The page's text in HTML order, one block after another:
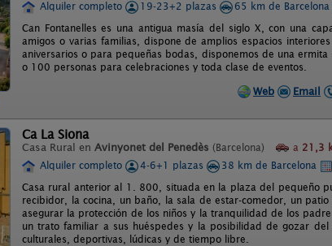
Alquiler completo
19-23+2 plazas 65 km de Barcelona
Can Fontanelles es una antigua masía del siglo X, con una
amigos o varias familias, dispone de amplios espacios
aniversarios o para pequeñas bodas, disponemos de una
o 100 personas para celebraciones y toda clase de eventos.
Web
Email
Ca La Siona
Casa Rural en Avinyonet del Penedès (Barcelona) a 21,3
Alquiler completo
4-6+1 plazas 38 km de Barcelona
Casa rural anterior al 1. 800, situada en la plaza del pequeño
recibidor, la cocina, un baño, la sala de estar-comedor, un
asegurar la protección de los niños y la tranquilidad de los
un trato familiar a sus huéspedes y la posibilidad de gozar
culturales, deportivas, lúdicas y de tiempo libre.